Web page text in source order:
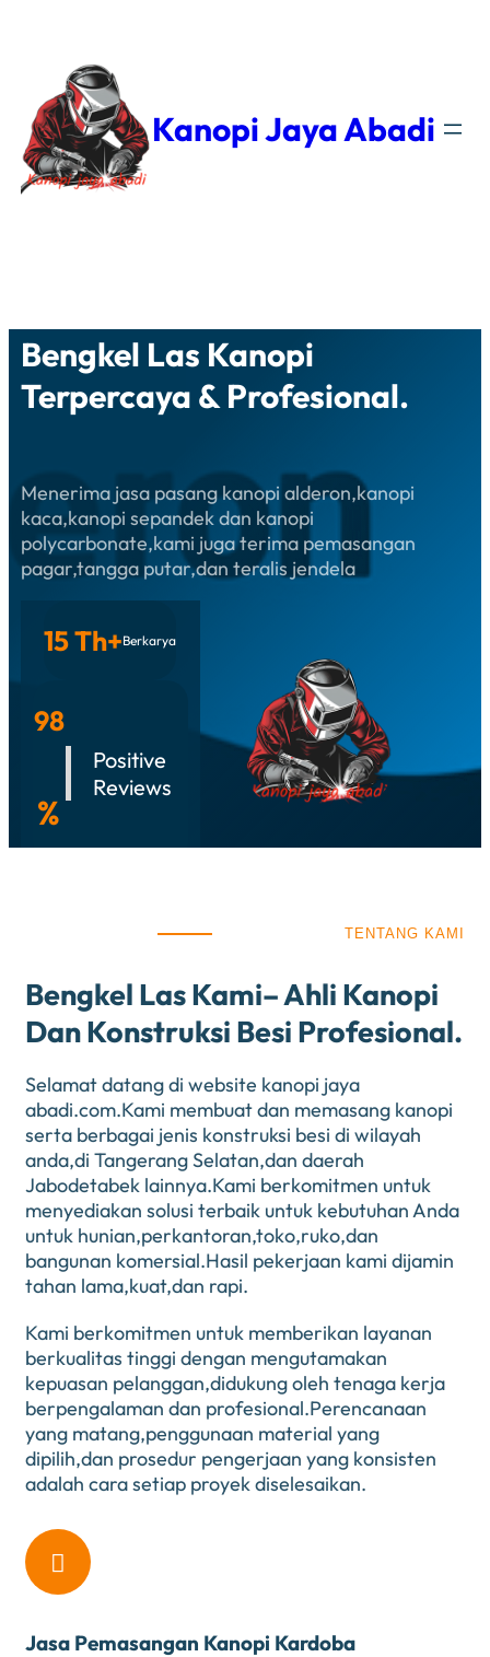
Kanopi Jaya Abadi
Bengkel Las Kanopi
Terpercaya & Profesional.
Menerima jasa pasang kanopi alderon,kanopi
kaca,kanopi sepandek dan kanopi
polycarbonate,kami juga terima pemasangan
pagar,tangga putar,dan teralis jendela
15 Th+Berkarya
98
%
Positive
Reviews
TENTANG KAMI
Bengkel Las Kami– Ahli Kanopi
Dan Konstruksi Besi Profesional.
Selamat datang di website kanopi jaya
abadi.com.Kami membuat dan memasang kanopi
serta berbagai jenis konstruksi besi di wilayah
anda,di Tangerang Selatan,dan daerah
Jabodetabek lainnya.Kami berkomitmen untuk
menyediakan solusi terbaik untuk kebutuhan Anda
untuk hunian,perkantoran,toko,ruko,dan
bangunan komersial.Hasil pekerjaan kami dijamin
tahan lama,kuat,dan rapi.
Kami berkomitmen untuk memberikan layanan
berkualitas tinggi dengan mengutamakan
kepuasan pelanggan,didukung oleh tenaga kerja
berpengalaman dan profesional.Perencanaan
yang matang,penggunaan material yang
dipilih,dan prosedur pengerjaan yang konsisten
adalah cara setiap proyek diselesaikan.

Jasa Pemasangan Kanopi Kardoba